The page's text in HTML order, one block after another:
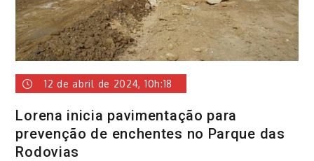
12 de abril de 2024, 10h:18
Lorena inicia pavimentação para
prevenção de enchentes no Parque das
Rodovias